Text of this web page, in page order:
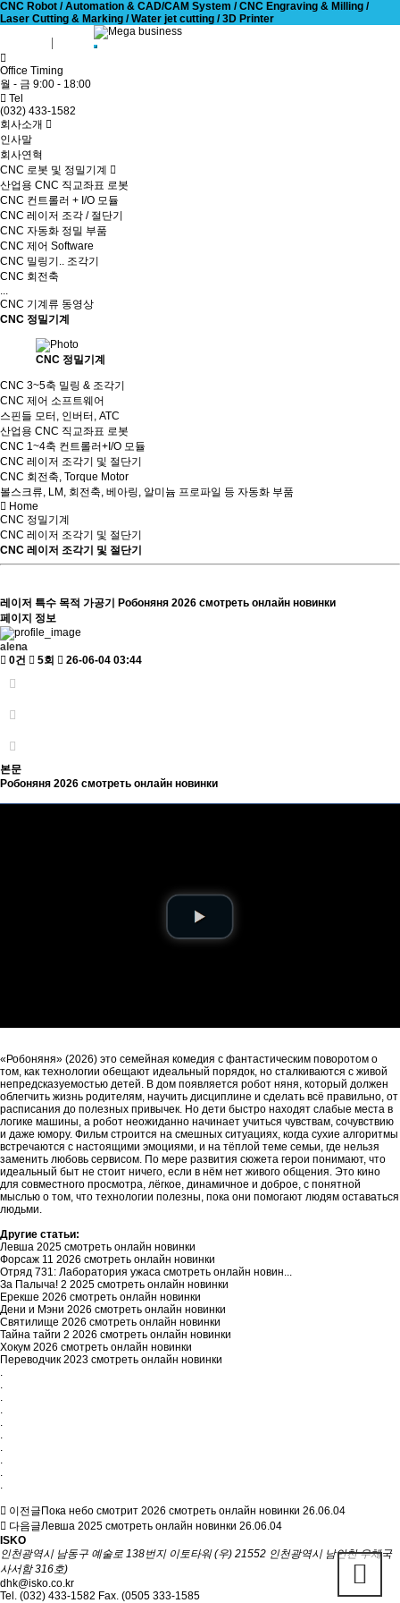
CNC Robot / Automation & CAD/CAM System / CNC Engraving & Milling /
Laser Cutting & Marking / Water jet cutting / 3D Printer
Office Timing
월 - 금 9:00 - 18:00
Tel
(032) 433-1582
회사소개
인사말
회사연혁
CNC 로봇 및 정밀기계
산업용 CNC 직교좌표 로봇
CNC 컨트롤러 + I/O 모듈
CNC 레이저 조각 / 절단기
CNC 자동화 정밀 부품
CNC 제어 Software
CNC 밀링기.. 조각기
CNC 회전축
...
CNC 기계류 동영상
CNC 정밀기계
CNC 정밀기계
CNC 3~5축 밀링 & 조각기
CNC 제어 소프트웨어
스핀들 모터, 인버터, ATC
산업용 CNC 직교좌표 로봇
CNC 1~4축 컨트롤러+I/O 모듈
CNC 레이저 조각기 및 절단기
CNC 회전축, Torque Motor
볼스크류, LM, 회전축, 베아링, 알미늄 프로파일 등 자동화 부품
Home
CNC 정밀기계
CNC 레이저 조각기 및 절단기
CNC 레이저 조각기 및 절단기
레이저 특수 목적 가공기
Робоняня 2026 смотреть онлайн новинки
페이지 정보
alena
0건
5회 26-06-04 03:44
본문
Робоняня 2026 смотреть онлайн новинки
«Робоняня» (2026) это семейная комедия с фантастическим поворотом о
том, как технологии обещают идеальный порядок, но сталкиваются с живой
непредсказуемостью детей. В дом появляется робот няня, который должен
облегчить жизнь родителям, научить дисциплине и сделать всё правильно, от
расписания до полезных привычек. Но дети быстро находят слабые места в
логике машины, а робот неожиданно начинает учиться чувствам, сочувствию
и даже юмору. Фильм строится на смешных ситуациях, когда сухие алгоритмы
встречаются с настоящими эмоциями, и на тёплой теме семьи, где нельзя
заменить любовь сервисом. По мере развития сюжета герои понимают, что
идеальный быт не стоит ничего, если в нём нет живого общения. Это кино
для совместного просмотра, лёгкое, динамичное и доброе, с понятной
мыслью о том, что технологии полезны, пока они помогают людям оставаться
людьми.
Другие статьи:
Левша 2025 смотреть онлайн новинки
Форсаж 11 2026 смотреть онлайн новинки
Отряд 731: Лаборатория ужаса смотреть онлайн новин...
За Палыча! 2 2025 смотреть онлайн новинки
Ерекше 2026 смотреть онлайн новинки
Дени и Мэни 2026 смотреть онлайн новинки
Святилище 2026 смотреть онлайн новинки
Тайна тайги 2 2026 смотреть онлайн новинки
Хокум 2026 смотреть онлайн новинки
Переводчик 2023 смотреть онлайн новинки
.
.
.
.
.
.
.
.
.
.
이전글Пока небо смотрит 2026 смотреть онлайн новинки 26.06.04
다음글Левша 2025 смотреть онлайн новинки 26.06.04
ISKO
인천광역시 남동구 예술로 138번지 이토타워 (우) 21552 인천광역시 남인천 우체국
사서함 316호)
dhk@isko.co.kr
Tel. (032) 433-1582 Fax. (0505 333-1585